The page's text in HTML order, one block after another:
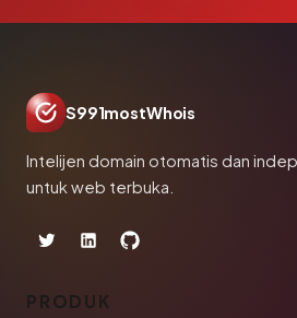
S991mostWhois
Intelijen domain otomatis dan
untuk web terbuka.
PRODUK